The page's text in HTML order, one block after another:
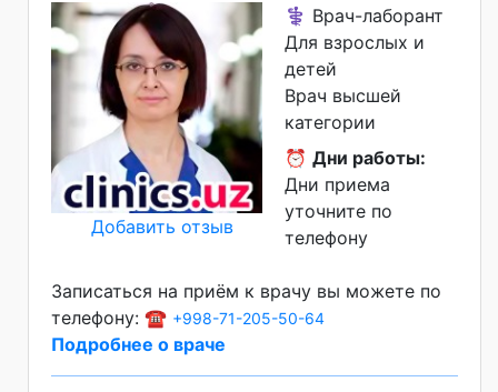
Добавить отзыв
⚕️ Врач-лаборант
Для взрослых и
детей
Врач высшей
категории
⏰ Дни работы:
Дни приема
уточните по
телефону
Записаться на приём к врачу вы можете по
телефону: ☎️ +998-71-205-50-64
Подробнее о враче